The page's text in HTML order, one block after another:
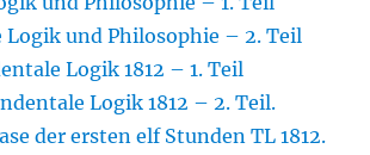
Logik und Philosophie – 2. Teil
Logik 1812 – 1. Teil
Logik 1812 – 2. Teil.
der ersten elf Stunden TL 1812.